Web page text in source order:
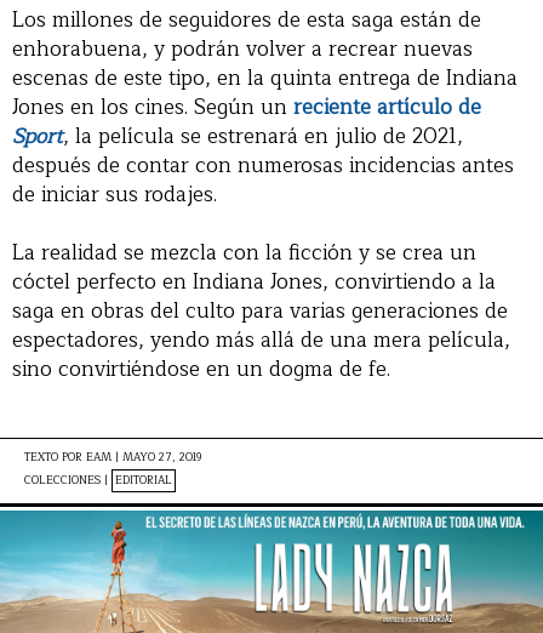
Los millones de seguidores de esta saga están de
enhorabuena, y podrán volver a recrear nuevas
escenas de este tipo, en la quinta entrega de Indiana
Jones en los cines. Según unreciente artículo de
Sport, la película se estrenará en julio de 2021,
después de contar con numerosas incidencias antes
de iniciar sus rodajes.
La realidad se mezcla con la ficción y se crea un
cóctel perfecto en Indiana Jones, convirtiendo a la
saga en obras del culto para varias generaciones de
espectadores, yendo más allá de una mera película,
sino convirtiéndose en un dogma de fe.
TEXTO POR EAM | MAYO 27, 2019
COLECCIONES | EDITORIAL